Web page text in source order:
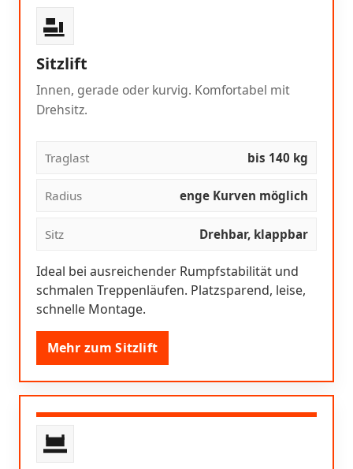
Sitzlift
Innen, gerade oder kurvig. Komfortabel mit
Drehsitz.
Traglast bis 140 kg
Radius enge Kurven möglich
Sitz Drehbar, klappbar
Ideal bei ausreichender Rumpfstabilität und
schmalen Treppenläufen. Platzsparend, leise,
schnelle Montage.
Mehr zum Sitzlift